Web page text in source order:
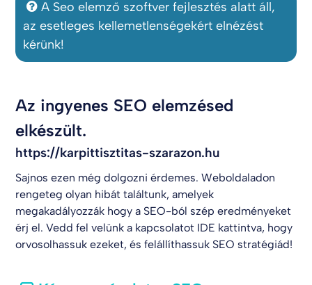
A Seo elemző szoftver fejlesztés alatt áll,
az esetleges kellemetlenségekért elnézést
kérünk!
Az ingyenes SEO elemzésed
elkészült.
https://karpittisztitas-szarazon.hu
Sajnos ezen még dolgozni érdemes. Weboldaladon
rengeteg olyan hibát találtunk, amelyek
megakadályozzák hogy a SEO-ból szép eredményeket
érj el. Vedd fel velünk a kapcsolatot IDE kattintva, hogy
orvosolhassuk ezeket, és felállíthassuk SEO stratégiád!